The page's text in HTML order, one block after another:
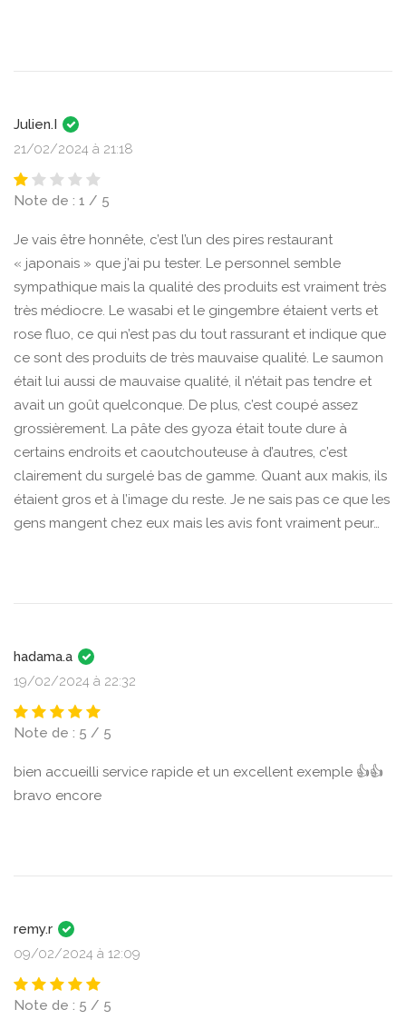
Julien.I
21/02/2024 à 21:18
Note de : 1 / 5
Je vais être honnête, c’est l’un des pires restaurant
« japonais » que j’ai pu tester. Le personnel semble
sympathique mais la qualité des produits est vraiment très
très médiocre. Le wasabi et le gingembre étaient verts et
rose fluo, ce qui n’est pas du tout rassurant et indique que
ce sont des produits de très mauvaise qualité. Le saumon
était lui aussi de mauvaise qualité, il n’était pas tendre et
avait un goût quelconque. De plus, c’est coupé assez
grossièrement. La pâte des gyoza était toute dure à
certains endroits et caoutchouteuse à d’autres, c’est
clairement du surgelé bas de gamme. Quant aux makis, ils
étaient gros et à l’image du reste. Je ne sais pas ce que les
gens mangent chez eux mais les avis font vraiment peur…
hadama.a
19/02/2024 à 22:32
Note de : 5 / 5
bien accueilli service rapide et un excellent exemple 👍👍
bravo encore
remy.r
09/02/2024 à 12:09
Note de : 5 / 5